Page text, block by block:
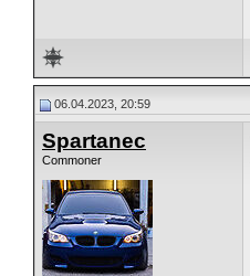
06.04.2023, 20:59
Spartanec
Commoner